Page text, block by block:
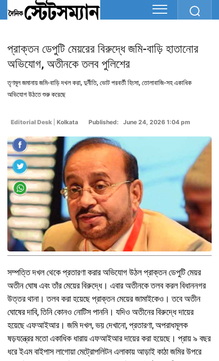
প্রাক্তন ডেপুটি মেয়রের বিরুদ্ধে জমি-বাড়ি হাতানোর
অভিযোগ, অতীনকে তলব পুলিশের
তৃণমূল জমানায় জমি-বাড়ি দখল করা, দুর্নীতি, ভোট পরবর্তী হিংসা, তোলাবাজি-সহ একাধিক
অভিযোগ উঠতে শুরু করেছে
Editorial Desk Kolkata Published: June 24, 2026 1:04 pm
সম্পত্তি দখল থেকে প্রতারণা করার অভিযোগ উঠল প্রাক্তন ডেপুটি মেয়র
অতীন ঘোষ এবং তাঁর মেয়ের বিরুদ্ধে। এবার অতীনকে তলব করল বিধাননগর
উত্তর থানা। তলব করা হয়েছে প্রাক্তন মেয়ের জামাইকেও। তবে অতীন
ঘোষের দাবি, তিনি কোনও নোটিস পাননি। যদিও অতীনের বিরুদ্ধে দায়ের
হয়েছে এফআইআর। জমি দখল, ভয় দেখানো, প্রতারণা, অপরাধমূলক
ষড়যন্ত্রের মতো একাধিক ধারায় এফআইআর দায়ের করা হয়েছে। প্রায় ৯ বছর
ধরে ইএম বাইপাস লাগোয়া মেট্রোপলিটন এলাকায় আড়াই কাঠা জমির উপরে